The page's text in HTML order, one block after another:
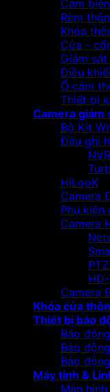
Cảm biến
Rèm
Khóa
Cửa -
Giám
Điều
Ổ cắm
Thiết bị
Camera giám
Bộ Kit
Đầu ghi
NVR
HiLooK
Camera
Phụ kiện
Camera
Camera
Khóa cửa
Thiết bị báo
Báo
Báo
Báo
Máy tính &
Màn